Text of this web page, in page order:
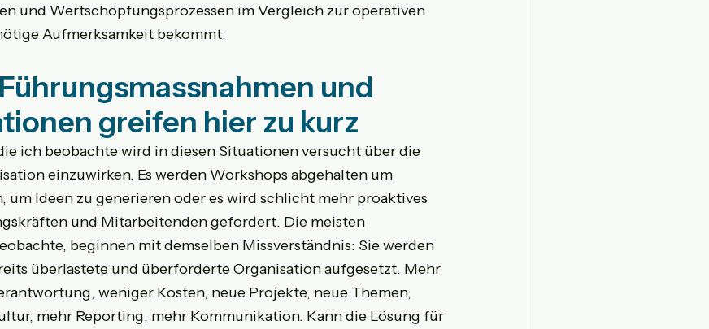
und Wertschöpfungsprozessen im Vergleich zur operativen
Aufmerksamkeit bekommt.
und
greifen hier zu kurz
ich beobachte wird in diesen Situationen versucht über die
einzuwirken. Es werden Workshops abgehalten um
um Ideen zu generieren oder es wird schlicht mehr proaktives
und Mitarbeitenden gefordert. Die meisten
beginnen mit demselben Missverständnis: Sie werden
überlastete und überforderte Organisation aufgesetzt. Mehr
weniger Kosten, neue Projekte, neue Themen,
mehr Reporting, mehr Kommunikation. Kann die Lösung für